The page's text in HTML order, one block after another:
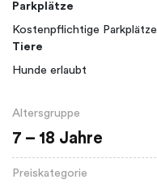
Parkplätze
Kostenpflichtige Parkplätze
Tiere
Hunde erlaubt
Altersgruppe
7 – 18 Jahre
Preiskategorie